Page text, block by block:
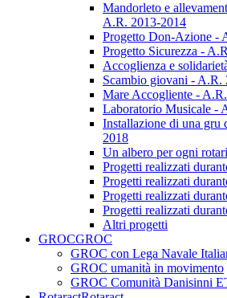
Mandorleto e
A.R. 2013-2014
Progetto Don-Azione -
Progetto Sicurezza -
Accoglienza e
Scambio giovani - A.R.
Mare Accogliente -
Laboratorio Musicale -
Installazione di una
2018
Un albero per ogni
Progetti realizzati
Progetti realizzati
Progetti realizzati
Progetti realizzati
Altri progetti
GROCGROC
GROC con Lega Navale
GROC umanità in movimento
GROC Comunità Danisinni